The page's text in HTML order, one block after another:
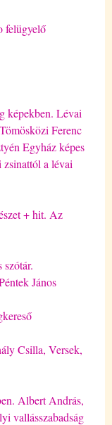
felügyelő
képekben. Lévai
Ferenc
Egyház képes
a lévai
+ hit. Az
János
Csilla, Versek,
Albert András,
vallásszabadság